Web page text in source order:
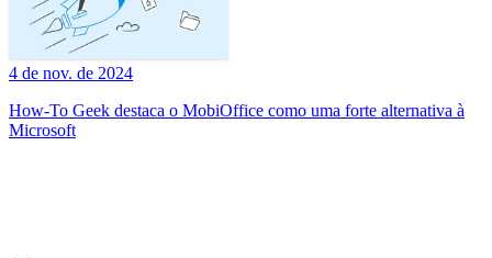
4 de nov. de 2024
How-To Geek destaca o MobiOffice como uma forte alternativa à
Microsoft